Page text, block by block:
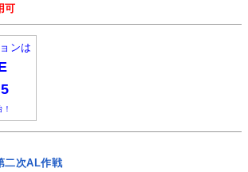
可
ンは
二次AL作戦